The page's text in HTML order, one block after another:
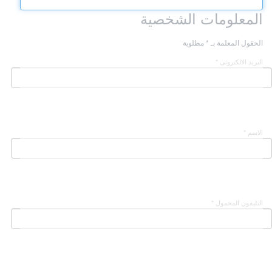
المعلومات الشخصية
الحقول المعلمة بـ * مطلوبة
البريد الالكترونى *
الاسم *
التليفون المحمول *